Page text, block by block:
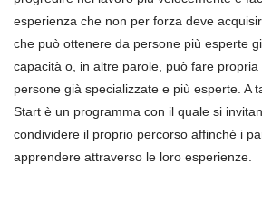
esperienza che non per forza deve
che può ottenere da persone più esperte
capacità o, in altre parole, può fare
persone già specializzate e più esperte. A
Start è un programma con il quale si
condividere il proprio percorso affinché i
apprendere attraverso le loro esperienze.